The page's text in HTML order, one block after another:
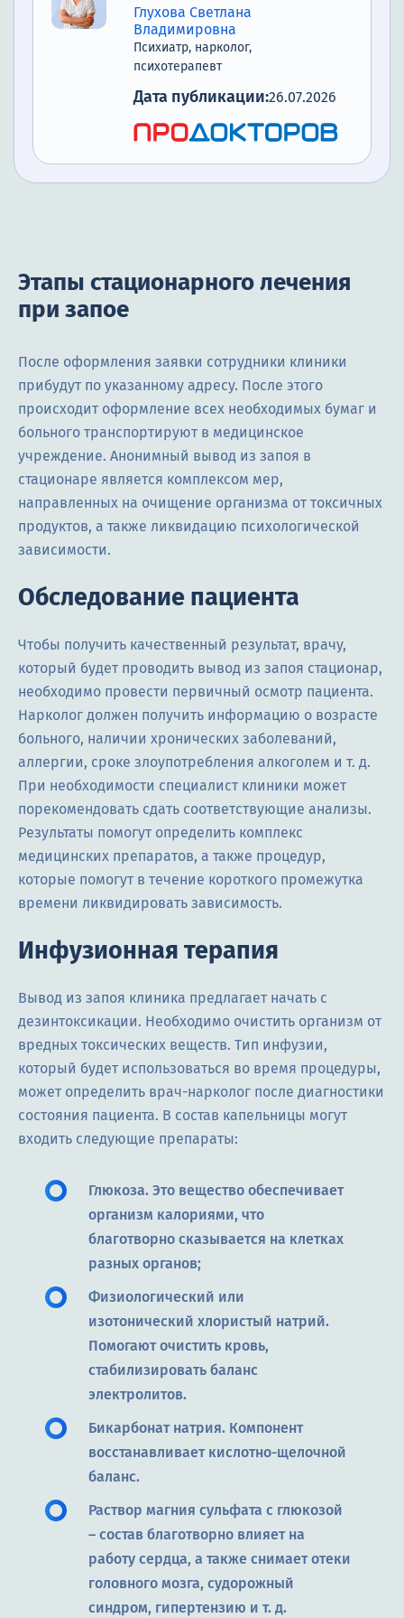
Глухова Светлана
Владимировна
Психиатр, нарколог,
психотерапевт
Дата публикации:26.07.2026
Этапы стационарного лечения
при запое
После оформления заявки сотрудники клиники
прибудут по указанному адресу. После этого
происходит оформление всех необходимых бумаг и
больного транспортируют в медицинское
учреждение. Анонимный вывод из запоя в
стационаре является комплексом мер,
направленных на очищение организма от токсичных
продуктов, а также ликвидацию психологической
зависимости.
Обследование пациента
Чтобы получить качественный результат, врачу,
который будет проводить вывод из запоя стационар,
необходимо провести первичный осмотр пациента.
Нарколог должен получить информацию о возрасте
больного, наличии хронических заболеваний,
аллергии, сроке злоупотребления алкоголем и т. д.
При необходимости специалист клиники может
порекомендовать сдать соответствующие анализы.
Результаты помогут определить комплекс
медицинских препаратов, а также процедур,
которые помогут в течение короткого промежутка
времени ликвидировать зависимость.
Инфузионная терапия
Вывод из запоя клиника предлагает начать с
дезинтоксикации. Необходимо очистить организм от
вредных токсических веществ. Тип инфузии,
который будет использоваться во время процедуры,
может определить врач-нарколог после диагностики
состояния пациента. В состав капельницы могут
входить следующие препараты:
Глюкоза. Это вещество обеспечивает
организм калориями, что
благотворно сказывается на клетках
разных органов;
Физиологический или
изотонический хлористый натрий.
Помогают очистить кровь,
стабилизировать баланс
электролитов.
Бикарбонат натрия. Компонент
восстанавливает кислотно-щелочной
баланс.
Раствор магния сульфата с глюкозой
– состав благотворно влияет на
работу сердца, а также снимает отеки
головного мозга, судорожный
синдром, гипертензию и т. д.